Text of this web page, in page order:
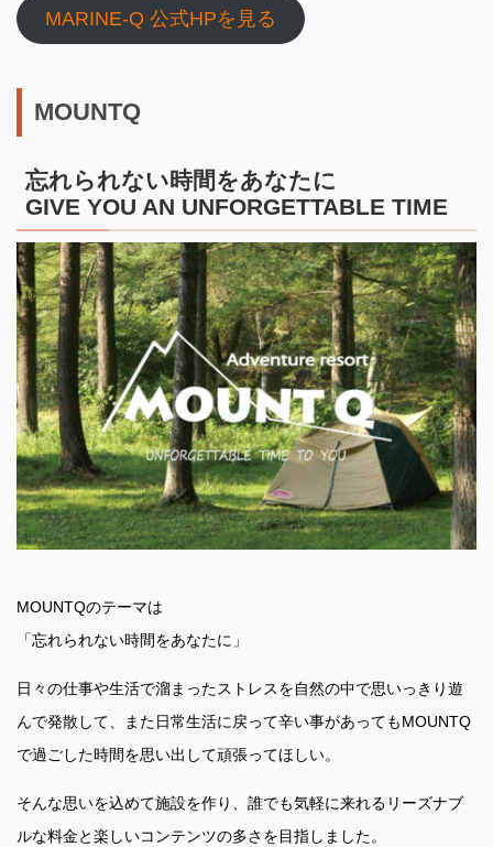
MARINE-Q 公式HPを見る
MOUNTQ
忘れられない時間をあなたに
GIVE YOU AN UNFORGETTABLE TIME
MOUNTQのテーマは
「忘れられない時間をあなたに」
日々の仕事や生活で溜まったストレスを自然の中で思いっきり遊
んで発散して、また日常生活に戻って辛い事があってもMOUNTQ
で過ごした時間を思い出して頑張ってほしい。
そんな思いを込めて施設を作り、誰でも気軽に来れるリーズナブ
ルな料金と楽しいコンテンツの多さを目指しました。